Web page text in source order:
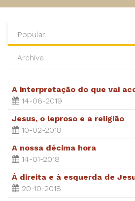
Popular
Archive
A interpretação do que vai
14-06-2019
Jesus, o leproso e a religião
10-02-2018
A nossa décima hora
14-01-2018
À direita e à esquerda de
20-10-2018